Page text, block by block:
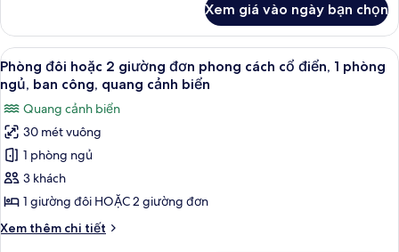
quang
cảnh
vườn
phong
cách
cổ
điển,
1
phòng
ngủ,
ban
công,
quang
cảnh
Phòng
đôi
hoặc
2
giường
đơn
phong
cách
cổ
điển,
phòng
ngủ,
ban
Xem giá vào ngày bạn chọn
Xem
tất
cả
ảnh
Phòng
đôi
hoặc
2
giường
đơn
Phòng đôi hoặc 2 giường đơn
9
Phòng đôi hoặc 2 giường đơn phong cách cổ điển, 1 phòng
ngủ, ban công, quang cảnh biển
Quang cảnh biển
30 mét vuông
1 phòng ngủ
3 khách
1 giường đôi HOẶC 2 giường đơn
Xem thêm chi tiết
Chi